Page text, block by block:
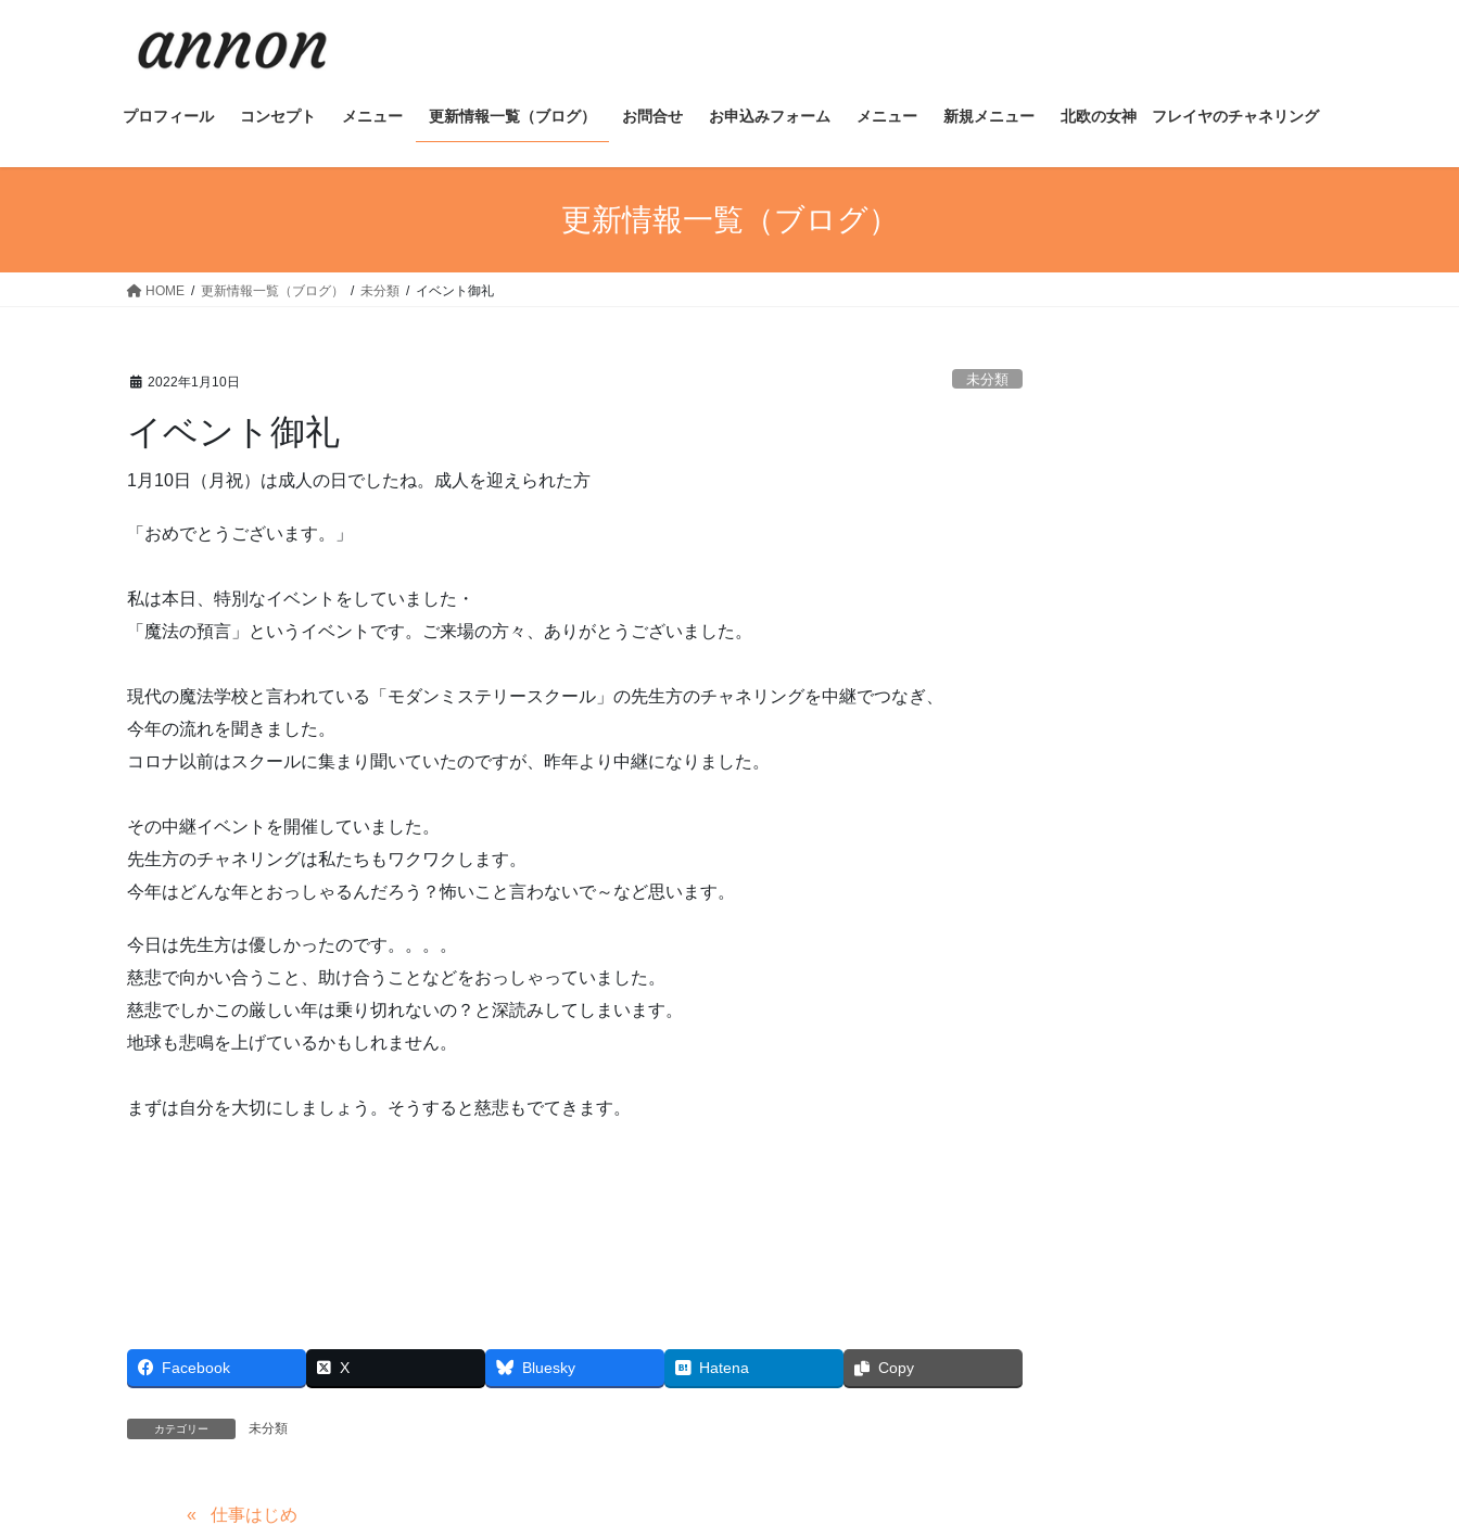
ス
ン
プロフィール コンセプト メニュー 更新情報一覧（ブログ） お問合せ お申込みフォーム メニュー 新規メニュー 北欧の女神 フレイヤのチャネリング
更新情報一覧（ブログ）
HOME 更新情報一覧（ブログ） 未分類 イベント御礼
2022年1月10日 未分類
イベント御礼
1月10日（月祝）は成人の日でしたね。成人を迎えられた方
「おめでとうございます。」
私は本日、特別なイベントをしていました・
「魔法の預言」というイベントです。ご来場の方々、ありがとうございました。
現代の魔法学校と言われている「モダンミステリースクール」の先生方のチャネリングを中継でつなぎ、
今年の流れを聞きました。
コロナ以前はスクールに集まり聞いていたのですが、昨年より中継になりました。
その中継イベントを開催していました。
先生方のチャネリングは私たちもワクワクします。
今年はどんな年とおっしゃるんだろう？怖いこと言わないで～など思います。
今日は先生方は優しかったのです。。。。
慈悲で向かい合うこと、助け合うことなどをおっしゃっていました。
慈悲でしかこの厳しい年は乗り切れないの？と深読みしてしまいます。
地球も悲鳴を上げているかもしれません。
まずは自分を大切にしましょう。そうすると慈悲もでてきます。
Facebook X Bluesky Hatena Copy
カテゴリー 未分類
仕事はじめ